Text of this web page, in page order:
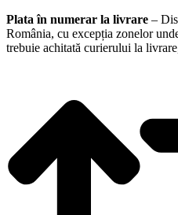
Plata în numerar la livrare –
România, cu excepția zonelor
trebuie achitată curierului la